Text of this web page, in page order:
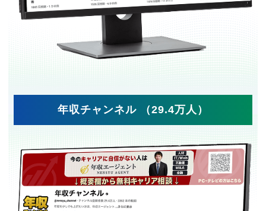
年収チャンネル （29.4万人）